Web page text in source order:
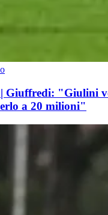
Giuffredi: "Giulini
a 20 milioni"